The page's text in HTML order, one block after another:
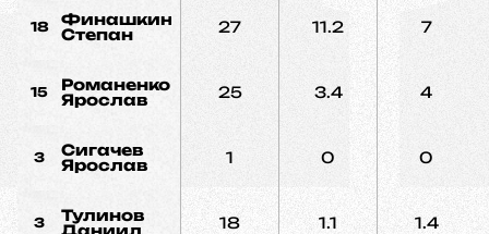
18
Финашкин
Степан
27 11.2 7
15
Романенко
Ярослав
25 3.4 4
3
Сигачев
Ярослав
1 0 0
3
Тулинов
Даниил
18 1.1 1.4